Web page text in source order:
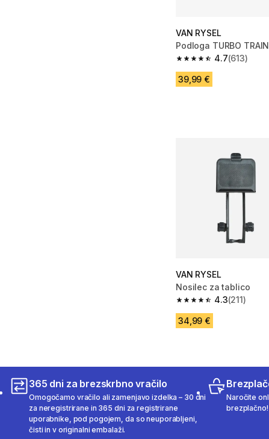
VAN RYSEL
Podloga TURBO
4.7
4.7 od 5 zvezdic from
(613)
39,99 €
VAN RYSEL
Nosilec za tablico
4.3
4.3 od 5 zvezdic from
(211)
34,99 €
365 dni za brezskrbno vračilo
Omogočamo vračilo ali zamenjavo izdelka – 30 dni
za neregistrirane in 365 dni za registrirane
uporabnike, pod pogojem, da so neuporabljeni,
čisti in v originalni embalaži.
Naročite
brezplačno!